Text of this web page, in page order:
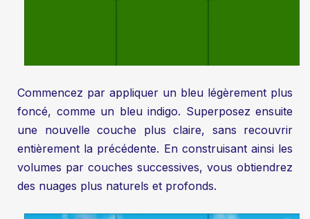
Commencez par appliquer un bleu légèrement plus
foncé, comme un bleu indigo. Superposez ensuite
une nouvelle couche plus claire, sans recouvrir
entièrement la précédente. En construisant ainsi les
volumes par couches successives, vous obtiendrez
des nuages plus naturels et profonds.